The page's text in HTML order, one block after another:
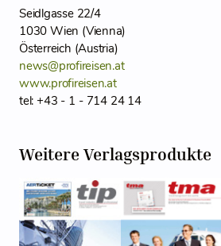
Seidlgasse 22/4
1030 Wien (Vienna)
Österreich (Austria)
news@profireisen.at
www.profireisen.at
tel: +43 - 1 - 714 24 14
Weitere Verlagsprodukte